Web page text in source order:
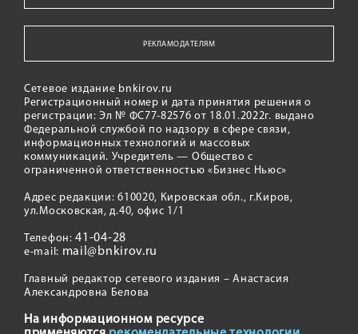
РЕКЛАМОДАТЕЛЯМ
Сетевое издание bnkirov.ru
Регистрационный номер и дата принятия решения о
регистрации: Эл № ФС77-82576 от 18.01.2022г. выдано
Федеральной службой по надзору в сфере связи,
информационных технологий и массовых
коммуникаций. Учредитель — Общество с
ограниченной ответственностью «Бизнес Ньюс»
Адрес редакции: 610020, Кировская обл., г.Киров,
ул.Московская, д.40, офис 1/1
Телефон:41-04-28
e-mail: mail@bnkirov.ru
Главный редактор сетевого издания – Анастасия
Александровна Белова
На информационном ресурсе